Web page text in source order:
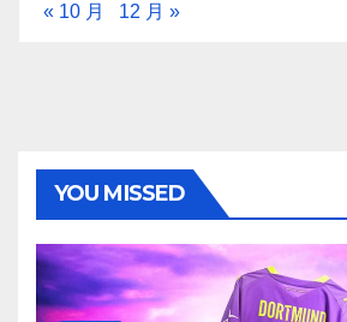
« 10 月 12 月 »
YOU MISSED